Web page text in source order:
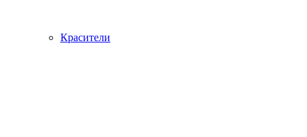
Красители